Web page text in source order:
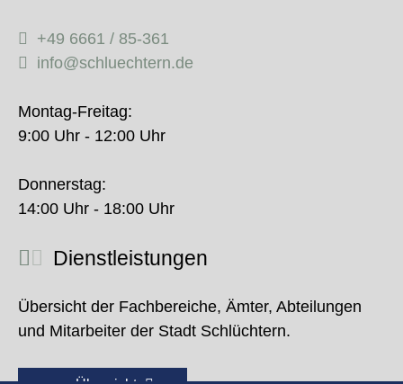
+49 6661 / 85-361
info@schluechtern.de
Montag-Freitag:
9:00 Uhr - 12:00 Uhr
Donnerstag:
14:00 Uhr - 18:00 Uhr
Dienstleistungen
Übersicht der Fachbereiche, Ämter, Abteilungen
und Mitarbeiter der Stadt Schlüchtern.